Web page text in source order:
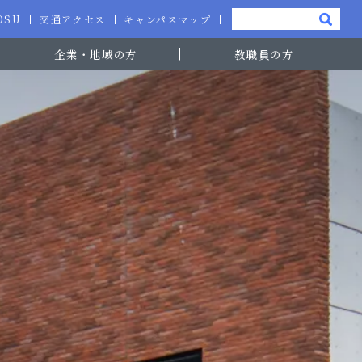
交通アクセス キャンパスマップ
企業・地域の方 教職員の方